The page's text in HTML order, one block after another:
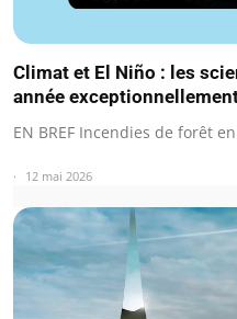
Climat et El Niño : les
année
EN BREF Incendies de forêt
12 mai 2026